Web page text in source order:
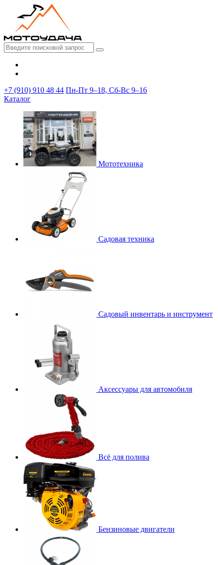
+7 (910) 910 48 44 Пн-Пт 9–18, Сб-Вс 9–16
Каталог
Мототехника
Садовая техника
Садовый инвентарь и инструмент
Аксессуары для автомобиля
Всё для полива
Бензиновые двигатели